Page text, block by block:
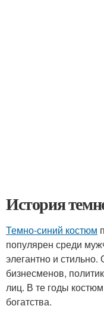
История
Темно-синий костюм
популярен среди
элегантно и
бизнесменов,
лиц. В те годы
богатства.